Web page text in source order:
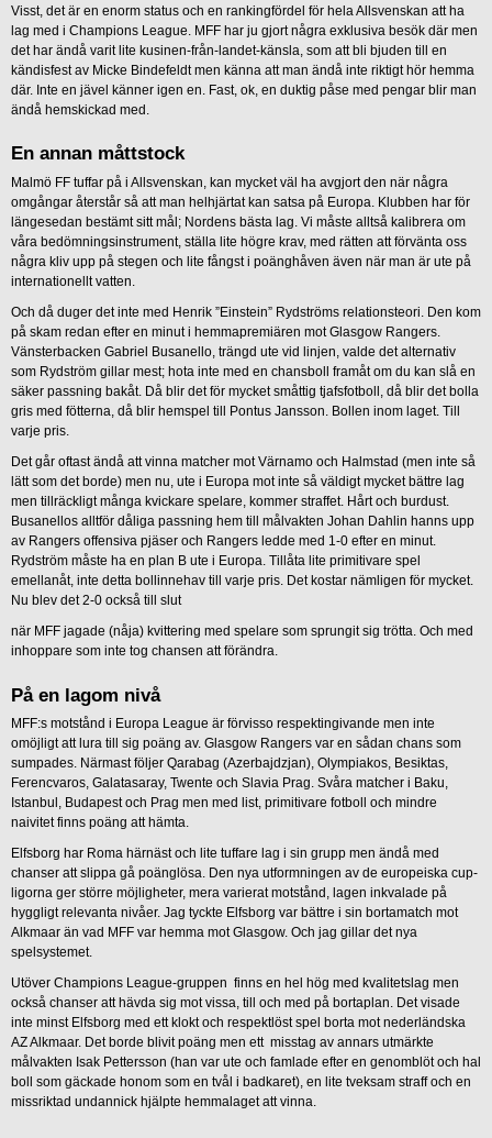
Visst, det är en enorm status och en rankingfördel för hela Allsvenskan att ha
lag med i Champions League. MFF har ju gjort några exklusiva besök där men
det har ändå varit lite kusinen-från-landet-känsla, som att bli bjuden till en
kändisfest av Micke Bindefeldt men känna att man ändå inte riktigt hör hemma
där. Inte en jävel känner igen en. Fast, ok, en duktig påse med pengar blir man
ändå hemskickad med.
En annan måttstock
Malmö FF tuffar på i Allsvenskan, kan mycket väl ha avgjort den när några
omgångar återstår så att man helhjärtat kan satsa på Europa. Klubben har för
längesedan bestämt sitt mål; Nordens bästa lag. Vi måste alltså kalibrera om
våra bedömningsinstrument, ställa lite högre krav, med rätten att förvänta oss
några kliv upp på stegen och lite fångst i poänghåven även när man är ute på
internationellt vatten.
Och då duger det inte med Henrik ”Einstein” Rydströms relationsteori. Den kom
på skam redan efter en minut i hemmapremiären mot Glasgow Rangers.
Vänsterbacken Gabriel Busanello, trängd ute vid linjen, valde det alternativ
som Rydström gillar mest; hota inte med en chansboll framåt om du kan slå en
säker passning bakåt. Då blir det för mycket småttig tjafsfotboll, då blir det bolla
gris med fötterna, då blir hemspel till Pontus Jansson. Bollen inom laget. Till
varje pris.
Det går oftast ändå att vinna matcher mot Värnamo och Halmstad (men inte så
lätt som det borde) men nu, ute i Europa mot inte så väldigt mycket bättre lag
men tillräckligt många kvickare spelare, kommer straffet. Hårt och burdust.
Busanellos alltför dåliga passning hem till målvakten Johan Dahlin hanns upp
av Rangers offensiva pjäser och Rangers ledde med 1-0 efter en minut.
Rydström måste ha en plan B ute i Europa. Tillåta lite primitivare spel
emellanåt, inte detta bollinnehav till varje pris. Det kostar nämligen för mycket.
Nu blev det 2-0 också till slut
när MFF jagade (nåja) kvittering med spelare som sprungit sig trötta. Och med
inhoppare som inte tog chansen att förändra.
På en lagom nivå
MFF:s motstånd i Europa League är förvisso respektingivande men inte
omöjligt att lura till sig poäng av. Glasgow Rangers var en sådan chans som
sumpades. Närmast följer Qarabag (Azerbajdzjan), Olympiakos, Besiktas,
Ferencvaros, Galatasaray, Twente och Slavia Prag. Svåra matcher i Baku,
Istanbul, Budapest och Prag men med list, primitivare fotboll och mindre
naivitet finns poäng att hämta.
Elfsborg har Roma härnäst och lite tuffare lag i sin grupp men ändå med
chanser att slippa gå poänglösa. Den nya utformningen av de europeiska cup-
ligorna ger större möjligheter, mera varierat motstånd, lagen inkvalade på
hyggligt relevanta nivåer. Jag tyckte Elfsborg var bättre i sin bortamatch mot
Alkmaar än vad MFF var hemma mot Glasgow. Och jag gillar det nya
spelsystemet.
Utöver Champions League-gruppen finns en hel hög med kvalitetslag men
också chanser att hävda sig mot vissa, till och med på bortaplan. Det visade
inte minst Elfsborg med ett klokt och respektlöst spel borta mot nederländska
AZ Alkmaar. Det borde blivit poäng men ett misstag av annars utmärkte
målvakten Isak Pettersson (han var ute och famlade efter en genomblöt och hal
boll som gäckade honom som en tvål i badkaret), en lite tveksam straff och en
missriktad undannick hjälpte hemmalaget att vinna.